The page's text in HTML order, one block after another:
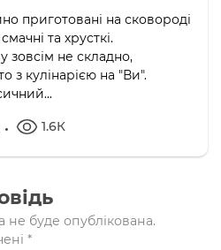
приготовані на сковороді
та хрусткі.
зовсім не складно,
з кулінарією на "Ви".
1.6К
буде опублікована.
*